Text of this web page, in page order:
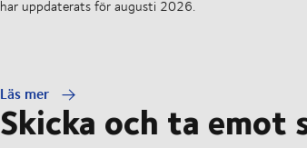
har uppdaterats för augusti 2026.
Läs mer
Skicka och ta emot